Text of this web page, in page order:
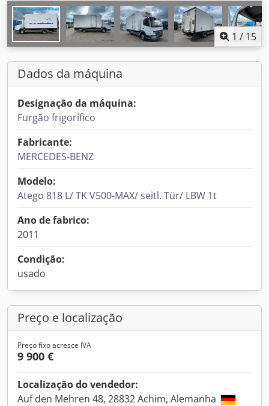
1 / 15
Dados da máquina
Designação da máquina:
Furgão frigorífico
Fabricante:
MERCEDES-BENZ
Modelo:
Atego 818 L/ TK V500-MAX/ seitl. Tür/ LBW 1t
Ano de fabrico:
2011
Condição:
usado
Preço e localização
Preço fixo acresce IVA
9 900 €
Localização do vendedor:
Auf den Mehren 48, 28832 Achim, Alemanha